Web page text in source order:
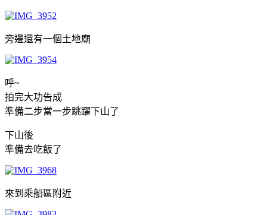
旁邊還有一個土地廟
呼~
拍完大功告成
準備二步當一步跳躍下山了
下山後
準備去吃飯了
來到乘船區附近